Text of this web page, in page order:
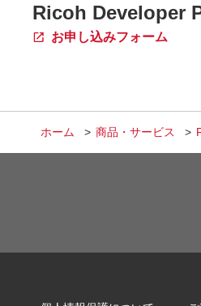
Ricoh Developer
お申し込みフォーム
ホーム 商品・サービス